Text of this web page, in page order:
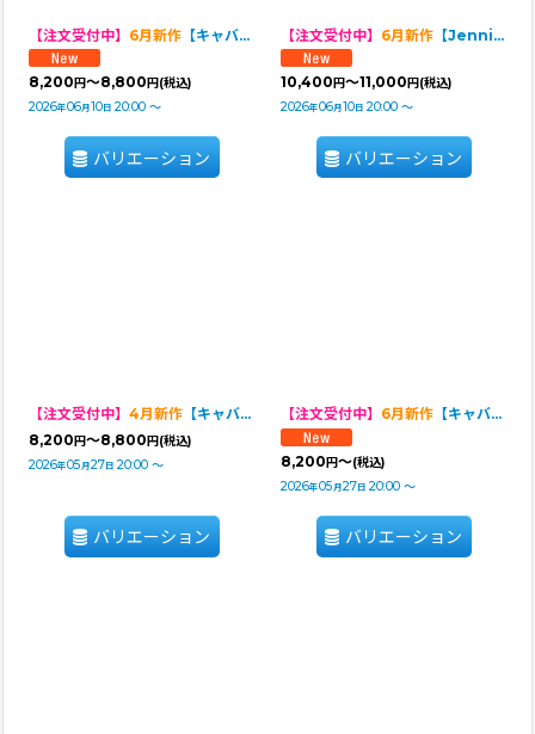
【注文受付中】 6月新作 【キャバスーツ LIMITED】Airy SMOCK：Bleu Toile
8,200 円～8,800 円 (税込)
2026年06月10日 20:00 ～
バリエーション
【注文受付中】 6月新作 【Jennifer & Colour】Switch Dress
10,400 円～11,000 円 (税込)
2026年06月10日 20:00 ～
バリエーション
【注文受付中】 4月新作 【キャバスーツ ワンピ】BITTER SWEET（ビタースイート）
8,200 円～8,800 円 (税込)
2026年05月27日 20:00 ～
バリエーション
【注文受付中】 6月新作 【キャバスーツ LIMITED】SUMMER GIFT
8,200円～(税込)
2026年05 月27日 20:00 ～
バリエーション